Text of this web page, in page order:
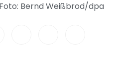
Bernd Weißbrod/dpa